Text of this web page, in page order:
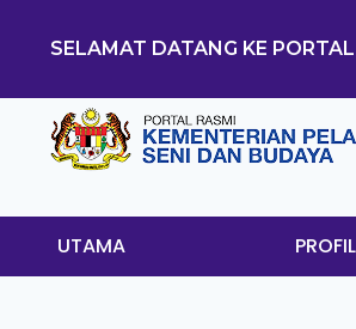
SELAMAT DATANG KE
UTAMA